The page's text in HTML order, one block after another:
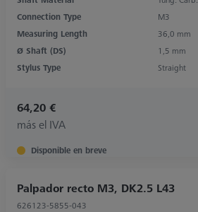
Connection Type
M3
Measuring Length
36,0 mm
Ø Shaft (DS)
1,5 mm
Stylus Type
Straight
64,20 €
más el IVA
Disponible en breve
Palpador recto M3, DK2.5 L43
626123-5855-043